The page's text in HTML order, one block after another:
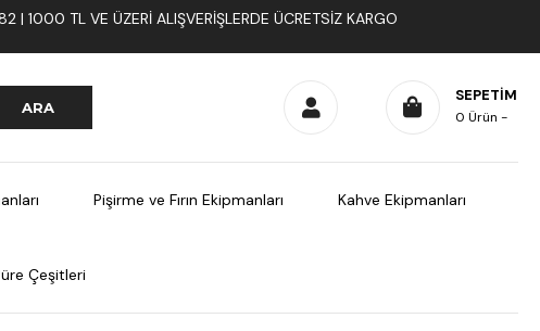
| 1000 TL VE ÜZERI ALIŞVERIŞLERDE ÜCRETSIZ KARGO
SEPETIM
0 Ürün
Pişirme ve Fırın Ekipmanları Kahve Ekipmanları
Çeşitleri